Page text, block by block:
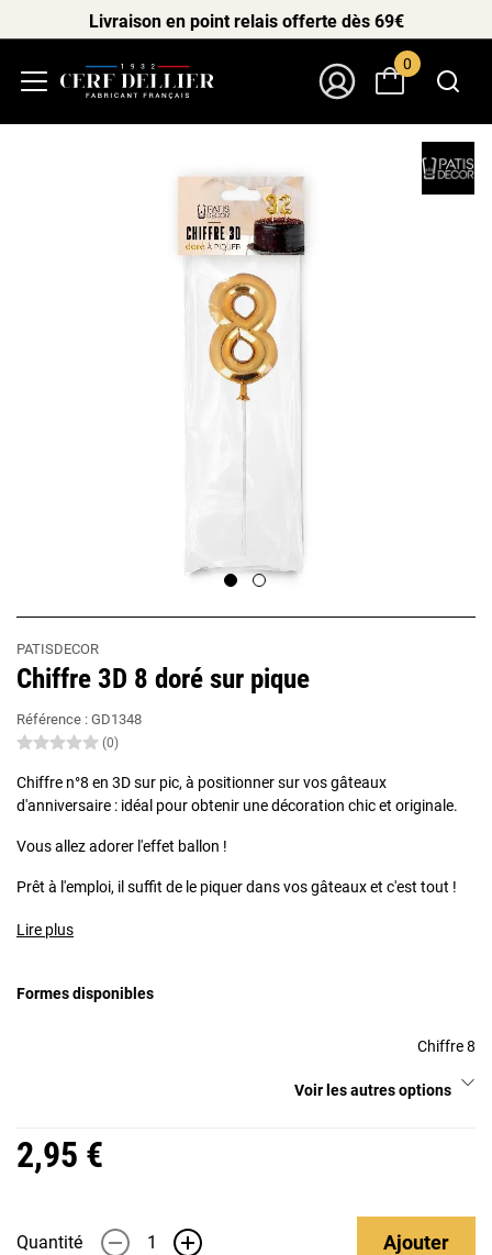
Livraison en point relais offerte dès 69€
0
PATISDECOR
Chiffre 3D 8 doré sur pique
Référence : GD1348
(0)
Chiffre n°8 en 3D sur pic, à positionner sur vos gâteaux
d'anniversaire : idéal pour obtenir une décoration chic et originale.
Vous allez adorer l'effet ballon !
Prêt à l'emploi, il suffit de le piquer dans vos gâteaux et c'est tout !
Lire plus
Formes disponibles
Chiffre 8
Voir les autres options
2,95 €
Quantité - + Ajouter